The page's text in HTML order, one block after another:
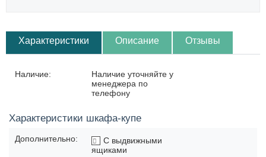
Характеристики Описание Отзывы
Наличие:
Наличие уточняйте у
менеджера по
телефону
Характеристики шкафа-купе
Дополнительно:
С выдвижными
ящиками